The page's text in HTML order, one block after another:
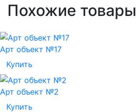
Похожие товары
Арт объект №17
Купить
Арт объект №2
Купить